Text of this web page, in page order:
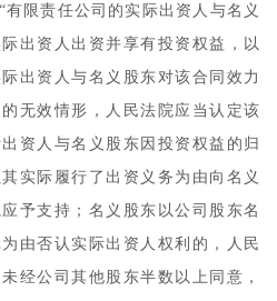
限责任公司的实际出资人与名义
出资人出资并享有投资权益，以
出资人与名义股东对该合同效力
无效情形，人民法院应当认定该
资人与名义股东因投资权益的归
实际履行了出资义务为由向名义
予支持；名义股东以公司股东名
由否认实际出资人权利的，人民
经公司其他股东半数以上同意，